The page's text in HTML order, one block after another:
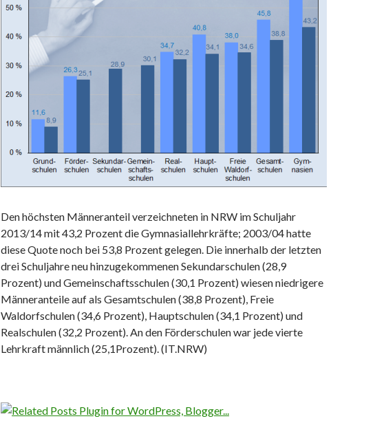
Den höchsten Männeranteil verzeichneten in NRW im Schuljahr
2013/14 mit 43,2 Prozent die Gymnasiallehrkräfte; 2003/04 hatte
diese Quote noch bei 53,8 Prozent gelegen. Die innerhalb der letzten
drei Schuljahre neu hinzugekommenen Sekundarschulen (28,9
Prozent) und Gemeinschaftsschulen (30,1 Prozent) wiesen niedrigere
Männeranteile auf als Gesamtschulen (38,8 Prozent), Freie
Waldorfschulen (34,6 Prozent), Hauptschulen (34,1 Prozent) und
Realschulen (32,2 Prozent). An den Förderschulen war jede vierte
Lehrkraft männlich (25,1Prozent). (IT.NRW)